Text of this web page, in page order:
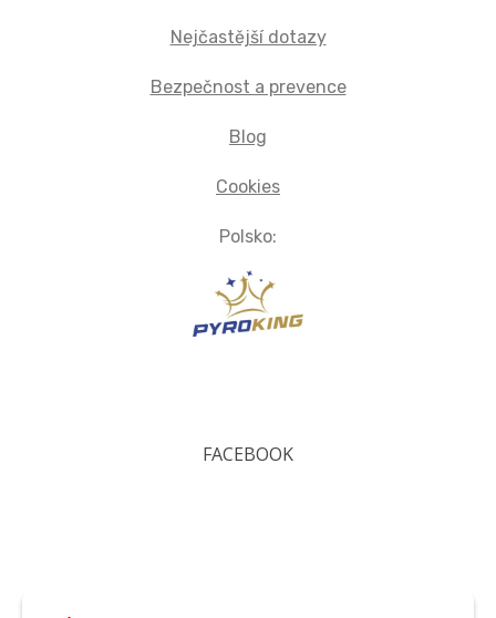
Nejčastější dotazy
Bezpečnost a prevence
Blog
Cookies
Polsko:
FACEBOOK